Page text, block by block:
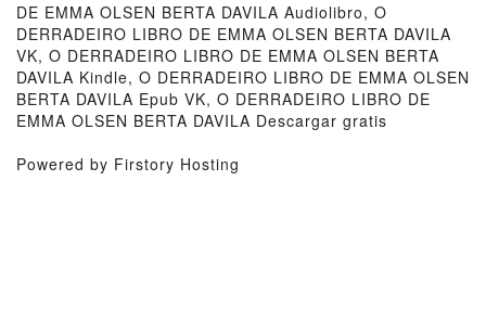
DE EMMA OLSEN BERTA DAVILA Audiolibro, O
DERRADEIRO LIBRO DE EMMA OLSEN BERTA DAVILA
VK, O DERRADEIRO LIBRO DE EMMA OLSEN BERTA
DAVILA Kindle, O DERRADEIRO LIBRO DE EMMA OLSEN
BERTA DAVILA Epub VK, O DERRADEIRO LIBRO DE
EMMA OLSEN BERTA DAVILA Descargar gratis
Powered by Firstory Hosting